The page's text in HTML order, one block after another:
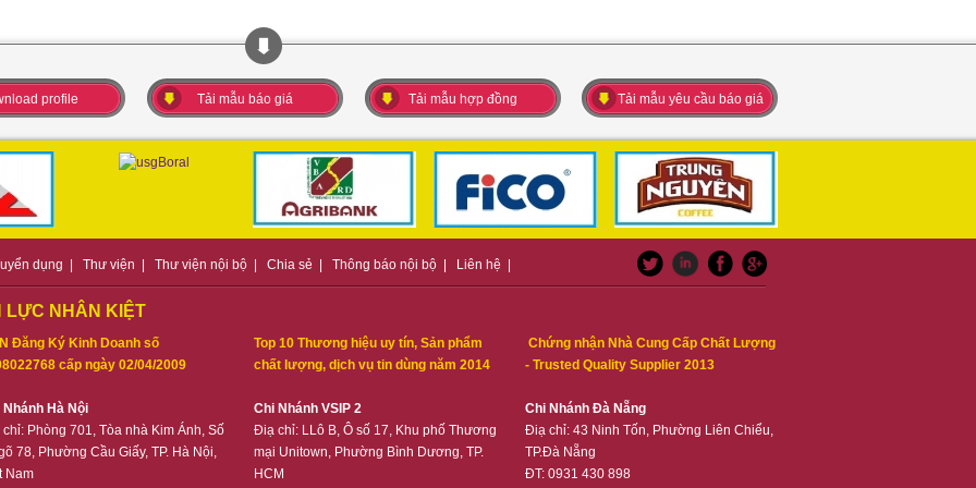
profile Tải mẫu báo giá Tải mẫu hợp đồng Tải mẫu yêu cầu báo giá
dụng Thư viện Thư viện nội bộ Chia sẻ Thông báo nội bộ Liên hệ
LỰC NHÂN KIỆT
Đăng Ký Kinh Doanh số
cấp ngày 02/04/2009
Nhánh Hà Nội
Phòng 701, Tòa nhà Kim Ánh, Số
78, Phường Cầu Giấy, TP. Hà Nội,
Nam
Top 10 Thương hiệu uy tín, Sản phẩm
chất lượng, dịch vụ tin dùng năm 2014
Chi Nhánh VSIP 2
Điạ chỉ: LLô B, Ô số 17, Khu phố Thương
mại Unitown, Phường Bình Dương, TP.
HCM
Chứng nhận Nhà Cung Cấp Chất Lượng
- Trusted Quality Supplier 2013
Chi Nhánh Đà Nẵng
Điạ chỉ: 43 Ninh Tốn, Phường Liên Chiểu,
TP.Đà Nẵng
ĐT: 0931 430 898